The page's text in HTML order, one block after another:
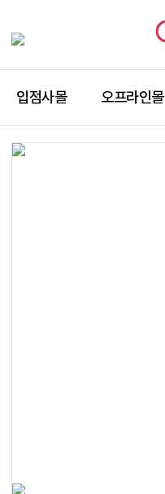
입점사몰 오프라인몰